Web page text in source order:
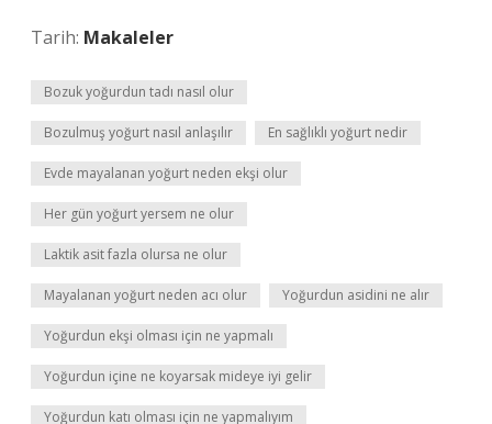
Tarih: Makaleler
Bozuk yoğurdun tadı nasıl olur
Bozulmuş yoğurt nasıl anlaşılır En sağlıklı yoğurt nedir
Evde mayalanan yoğurt neden ekşi olur
Her gün yoğurt yersem ne olur
Laktik asit fazla olursa ne olur
Mayalanan yoğurt neden acı olur Yoğurdun asidini ne alır
Yoğurdun ekşi olması için ne yapmalı
Yoğurdun içine ne koyarsak mideye iyi gelir
Yoğurdun katı olması için ne yapmalıyım